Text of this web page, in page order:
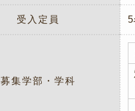
受入定員 5
募集学部・学科